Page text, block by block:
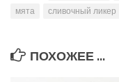
мята
сливочный ликер
ПОХОЖЕЕ ...